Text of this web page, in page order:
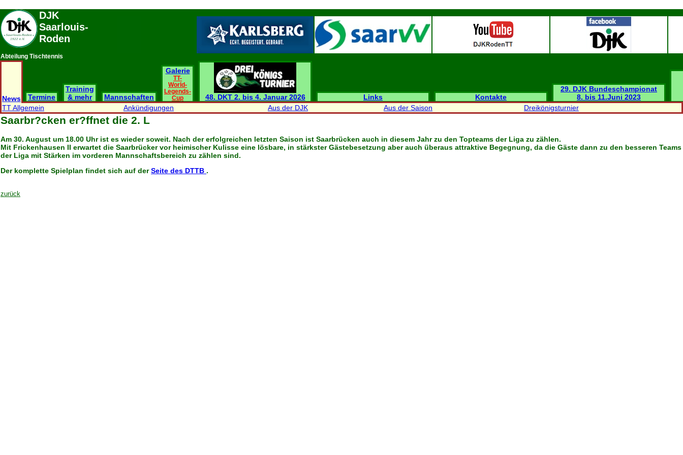
DJK
Saarlouis-
Roden
Abteilung Tischtennis
News Termine
Training
& mehr
Mannschaften
Galerie
TT-
World-
Legends-
Cup
48. DKT 2. bis 4. Januar 2026 Links Kontakte
29. DJK Bundeschampionat
8. bis 11.Juni 2023
TT Allgemein
Ankündigungen Aus der DJK Aus der Saison Dreikönigsturnier
Saarbr?cken er?ffnet die 2. L
Am 30. August um 18.00 Uhr ist es wieder soweit. Nach der erfolgreichen letzten Saison ist Saarbrücken auch in diesem Jahr zu den Topteams der Liga zu zählen.
Mit Frickenhausen II erwartet die Saarbrücker vor heimischer Kulisse eine lösbare, in stärkster Gästebesetzung aber auch überaus attraktive Begegnung, da die Gäste dann zu den besseren Teams
der Liga mit Stärken im vorderen Mannschaftsbereich zu zählen sind.
Der komplette Spielplan findet sich auf derSeite des DTTB .
zurück